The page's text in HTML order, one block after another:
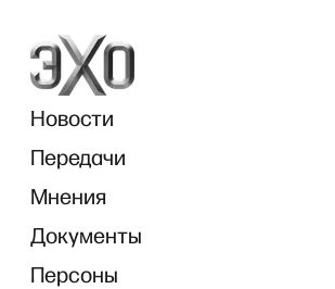
Новости
Передачи
Мнения
Документы
Персоны